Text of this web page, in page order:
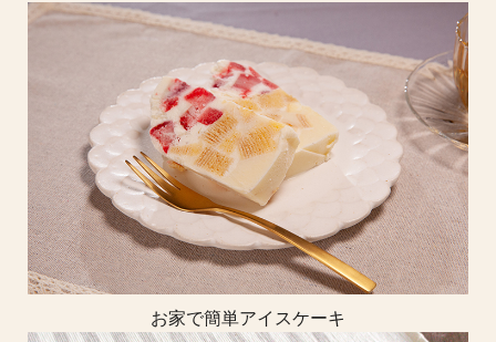
お家で簡単アイスケーキ